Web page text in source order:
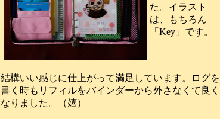
た。イラスト
は、もちろん
「Key」です。
結構いい感じに仕上がって満足しています。ログを
書く時もリフィルをバインダーから外さなくて良く
なりました。（嬉）